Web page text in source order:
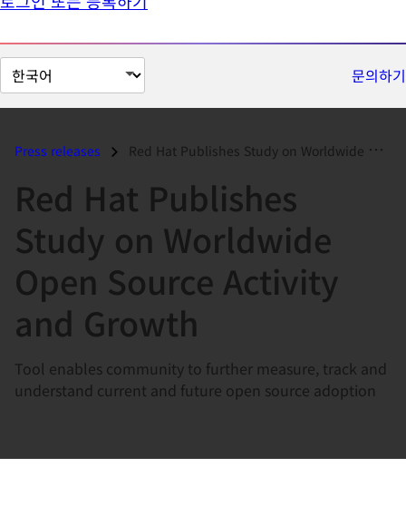
페
이
문의하기
Press releases Red Hat Publishes Study on Worldwide Open Source Activity and Growth...
Red Hat Publishes
Study on Worldwide
Open Source Activity
and Growth
Tool enables community to further measure, track and
understand current and future open source adoption